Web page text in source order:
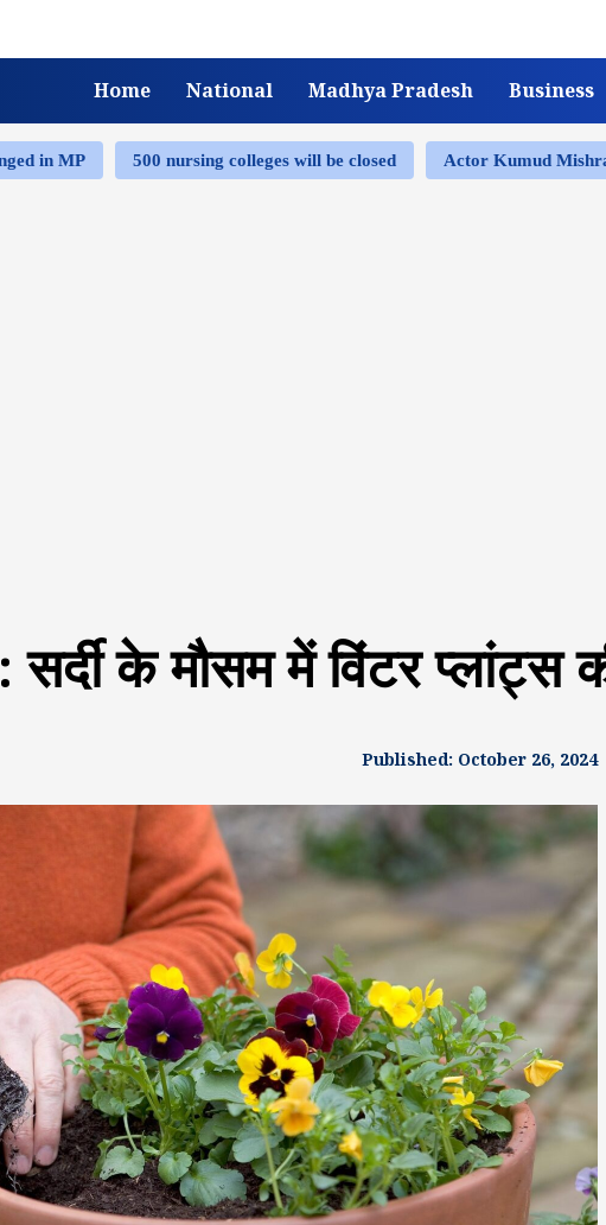
Home National Madhya Pradesh Business
in MP 500 nursing colleges will be closed Actor Kumud
के मौसम में विंटर प्लांट्स
Published: October 26, 2024